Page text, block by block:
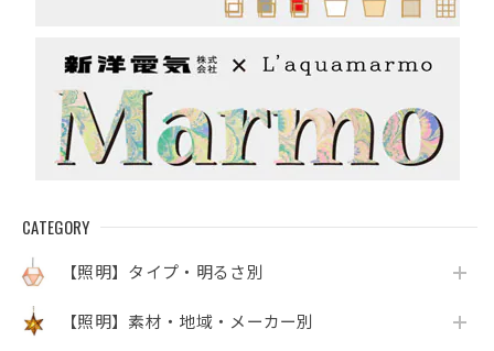
CATEGORY
【照明】タイプ・明るさ別
【照明】素材・地域・メーカー別